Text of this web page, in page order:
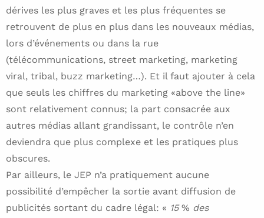
dérives les plus graves et les plus fréquentes se
retrouvent de plus en plus dans les nouveaux médias,
lors d’événements ou dans la rue
(télécommunications, street marketing, marketing
viral, tribal, buzz marketing…). Et il faut ajouter à cela
que seuls les chiffres du marketing «above the line»
sont relativement connus; la part consacrée aux
autres médias allant grandissant, le contrôle n’en
deviendra que plus complexe et les pratiques plus
obscures.
Par ailleurs, le JEP n’a pratiquement aucune
possibilité d’empêcher la sortie avant diffusion de
publicités sortant du cadre légal: « 15% des